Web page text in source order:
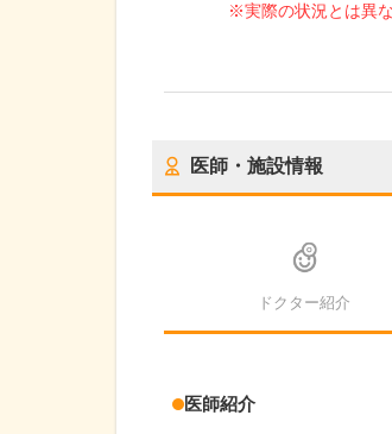
※実際の状況とは異
医師・施設情報
ドクター紹介
医師紹介